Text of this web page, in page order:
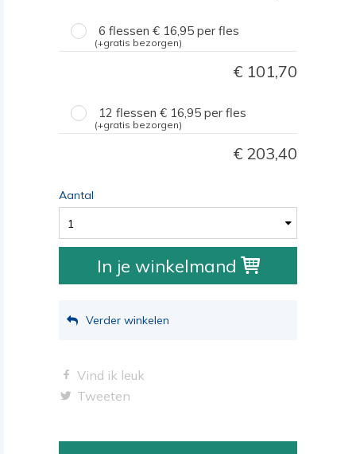
6 flessen 16,95 per fles
(+gratis bezorgen)
101,70
12 flessen 16,95 per fles
(+gratis bezorgen)
203,40
Aantal
1
In je winkelmand
Verder winkelen
Vind ik leuk
Tweeten